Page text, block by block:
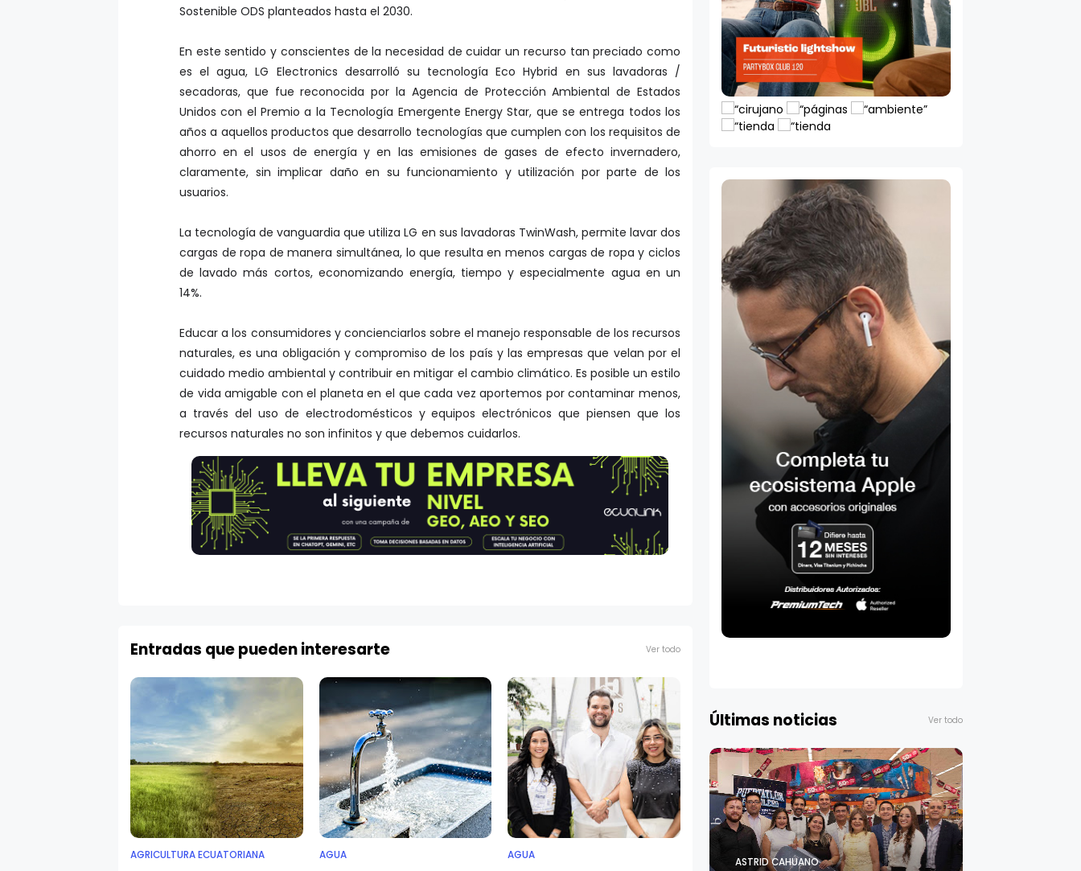
Sostenible ODS planteados hasta el 2030.
En este sentido y conscientes de la necesidad de cuidar un recurso tan preciado como
es el agua, LG Electronics desarrolló su tecnología Eco Hybrid en sus lavadoras /
secadoras, que fue reconocida por la Agencia de Protección Ambiental de Estados
Unidos con el Premio a la Tecnología Emergente Energy Star, que se entrega todos los
años a aquellos productos que desarrollo tecnologías que cumplen con los requisitos de
ahorro en el usos de energía y en las emisiones de gases de efecto invernadero,
claramente, sin implicar daño en su funcionamiento y utilización por parte de los
usuarios.
La tecnología de vanguardia que utiliza LG en sus lavadoras TwinWash, permite lavar dos
cargas de ropa de manera simultánea, lo que resulta en menos cargas de ropa y ciclos
de lavado más cortos, economizando energía, tiempo y especialmente agua en un
14%.
Educar a los consumidores y concienciarlos sobre el manejo responsable de los recursos
naturales, es una obligación y compromiso de los país y las empresas que velan por el
cuidado medio ambiental y contribuir en mitigar el cambio climático. Es posible un estilo
de vida amigable con el planeta en el que cada vez aportemos por contaminar menos,
a través del uso de electrodomésticos y equipos electrónicos que piensen que los
recursos naturales no son infinitos y que debemos cuidarlos.
Entradas que pueden interesarte Ver todo
AGRICULTURA ECUATORIANA AGUA AGUA
Últimas noticias Ver todo
ASTRID CAHUANO